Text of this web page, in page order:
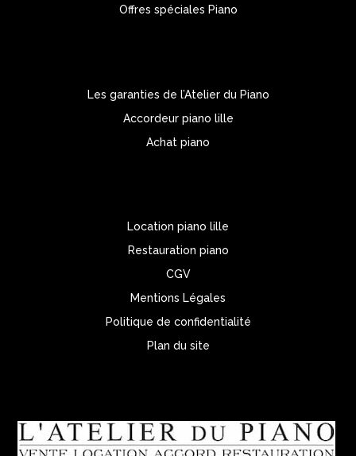
Offres spéciales Piano
Les garanties de l’Atelier du Piano
Accordeur piano lille
Achat piano
Location piano lille
Restauration piano
CGV
Mentions Légales
Politique de confidentialité
Plan du site